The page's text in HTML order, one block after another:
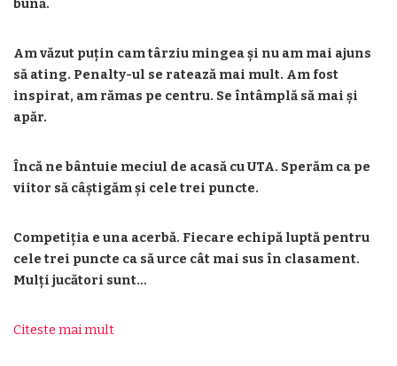
bună.
Am văzut puțin cam târziu mingea și nu am mai ajuns
să ating. Penalty-ul se ratează mai mult. Am fost
inspirat, am rămas pe centru. Se întâmplă să mai și
apăr.
Încă ne bântuie meciul de acasă cu UTA. Sperăm ca pe
viitor să câștigăm și cele trei puncte.
Competiția e una acerbă. Fiecare echipă luptă pentru
cele trei puncte ca să urce cât mai sus în clasament.
Mulți jucători sunt…
Citeste mai mult